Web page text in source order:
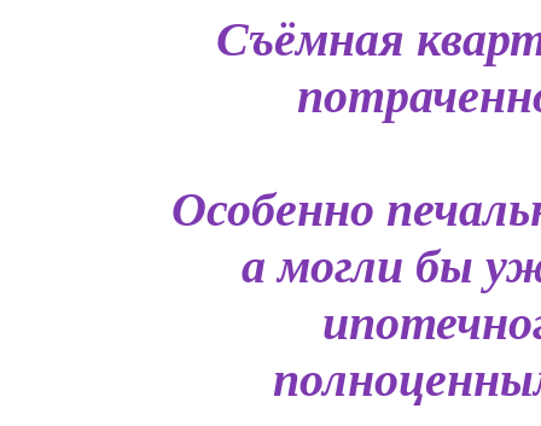
Съёмная
Особенно
а могли бы